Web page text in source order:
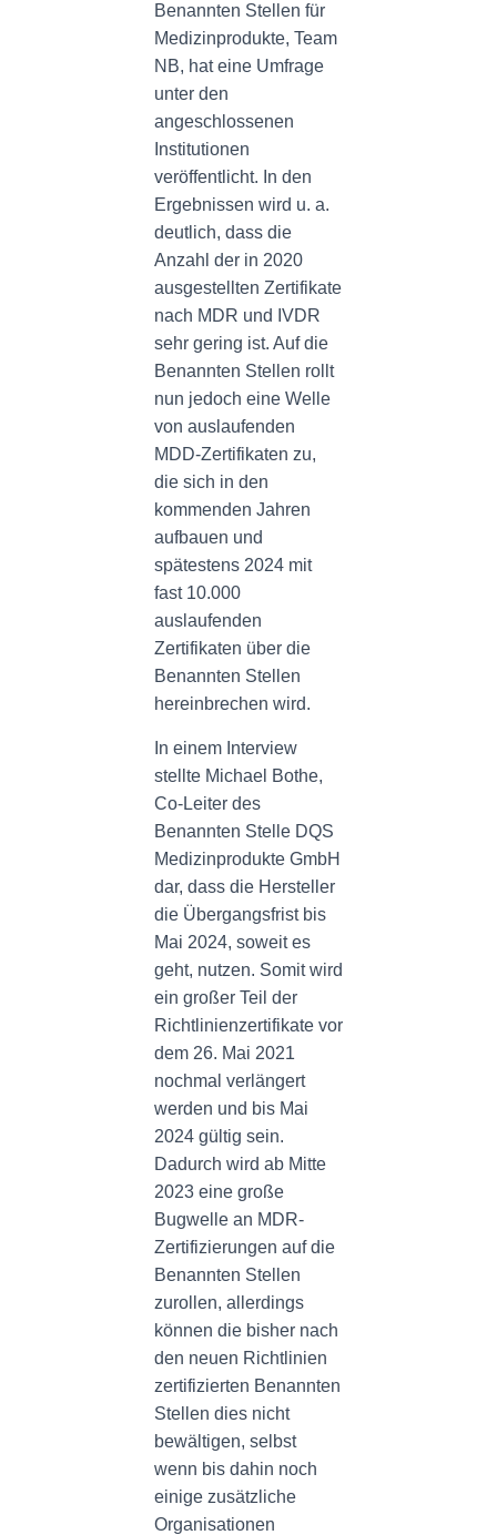
Benannten Stellen für
Medizinprodukte, Team
NB, hat eine Umfrage
unter den
angeschlossenen
Institutionen
veröffentlicht. In den
Ergebnissen wird u. a.
deutlich, dass die
Anzahl der in 2020
ausgestellten Zertifikate
nach MDR und IVDR
sehr gering ist. Auf die
Benannten Stellen rollt
nun jedoch eine Welle
von auslaufenden
MDD-Zertifikaten zu,
die sich in den
kommenden Jahren
aufbauen und
spätestens 2024 mit
fast 10.000
auslaufenden
Zertifikaten über die
Benannten Stellen
hereinbrechen wird.
In einem Interview
stellte Michael Bothe,
Co-Leiter des
Benannten Stelle DQS
Medizinprodukte GmbH
dar, dass die Hersteller
die Übergangsfrist bis
Mai 2024, soweit es
geht, nutzen. Somit wird
ein großer Teil der
Richtlinienzertifikate vor
dem 26. Mai 2021
nochmal verlängert
werden und bis Mai
2024 gültig sein.
Dadurch wird ab Mitte
2023 eine große
Bugwelle an MDR-
Zertifizierungen auf die
Benannten Stellen
zurollen, allerdings
können die bisher nach
den neuen Richtlinien
zertifizierten Benannten
Stellen dies nicht
bewältigen, selbst
wenn bis dahin noch
einige zusätzliche
Organisationen